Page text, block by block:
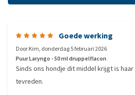
Goede werking
DoorKim, donderdag 5 februari 2026
Puur Laryngo - 50 ml druppelflacon
Sinds ons hondje dit middel krijgt is
tevreden.